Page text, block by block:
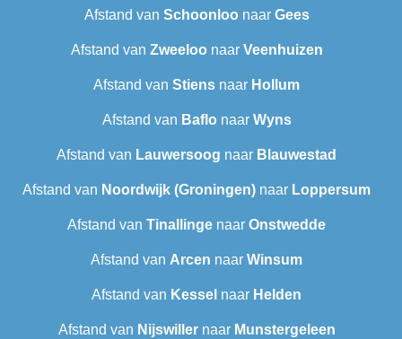
Afstand van Schoonloo naar Gees
Afstand van Zweeloo naar Veenhuizen
Afstand van Stiens naar Hollum
Afstand van Baflo naar Wyns
Afstand van Lauwersoog naar Blauwestad
Afstand van Noordwijk (Groningen) naar Loppersum
Afstand van Tinallinge naar Onstwedde
Afstand van Arcen naar Winsum
Afstand van Kessel naar Helden
Afstand van Nijswillernaar Munstergeleen